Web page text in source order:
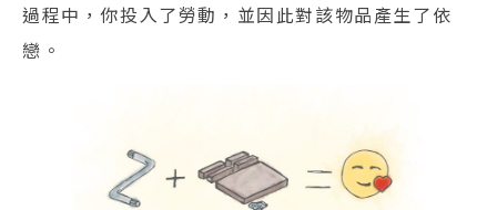
過程中，你投入了勞動，並因此對該物品產生了依
戀。